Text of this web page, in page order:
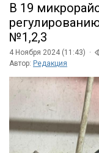
В 19
№1,2,3
4 Ноября 2024 (11:43) ·
Автор: Редакция